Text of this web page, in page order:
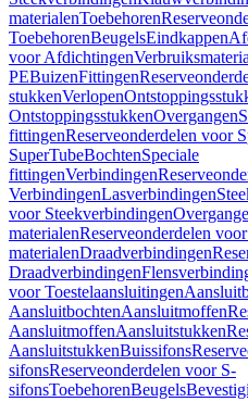
materialenToebehoren
ToebehorenBeugelsEindkappen
voor Afdichtingen
PEBuizenFittingen
stukkenVerlopen
OntstoppingsstukkenOvergangen
fittingenReserveonderdelen voor
SuperTubeBochtenSpeciale
fittingenVerbindingen
VerbindingenLasverbindingen
voor Steekverbindingen
materialenReserveonderdelen
materialenDraadverbindingen
Draadverbindingen
voor Toestelaansluitingen
AansluitbochtenAansluitmoffen
AansluitmoffenAansluitstukken
AansluitstukkenBuissifons
sifonsReserveonderdelen voor S-
sifonsToebehorenBeugels